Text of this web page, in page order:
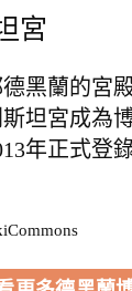
宮
黑蘭的宮
坦宮成為
年正式登